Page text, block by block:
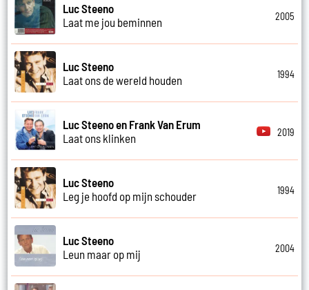
Luc Steeno
Laat me jou beminnen
2005
Luc Steeno
Laat ons de wereld houden
1994
Luc Steeno en Frank Van Erum
Laat ons klinken
2019
Luc Steeno
Leg je hoofd op mijn schouder
1994
Luc Steeno
Leun maar op mij
2004